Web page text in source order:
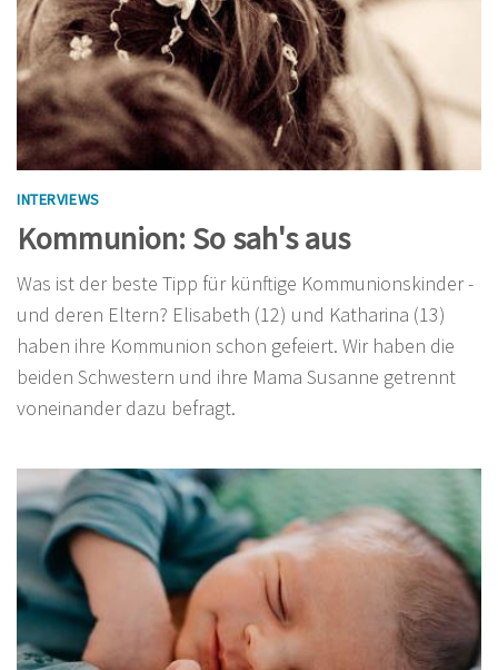
INTERVIEWS
Kommunion: So sah's aus
Was ist der beste Tipp für künftige Kommunionskinder -
und deren Eltern? Elisabeth (12) und Katharina (13)
haben ihre Kommunion schon gefeiert. Wir haben die
beiden Schwestern und ihre Mama Susanne getrennt
voneinander dazu befragt.